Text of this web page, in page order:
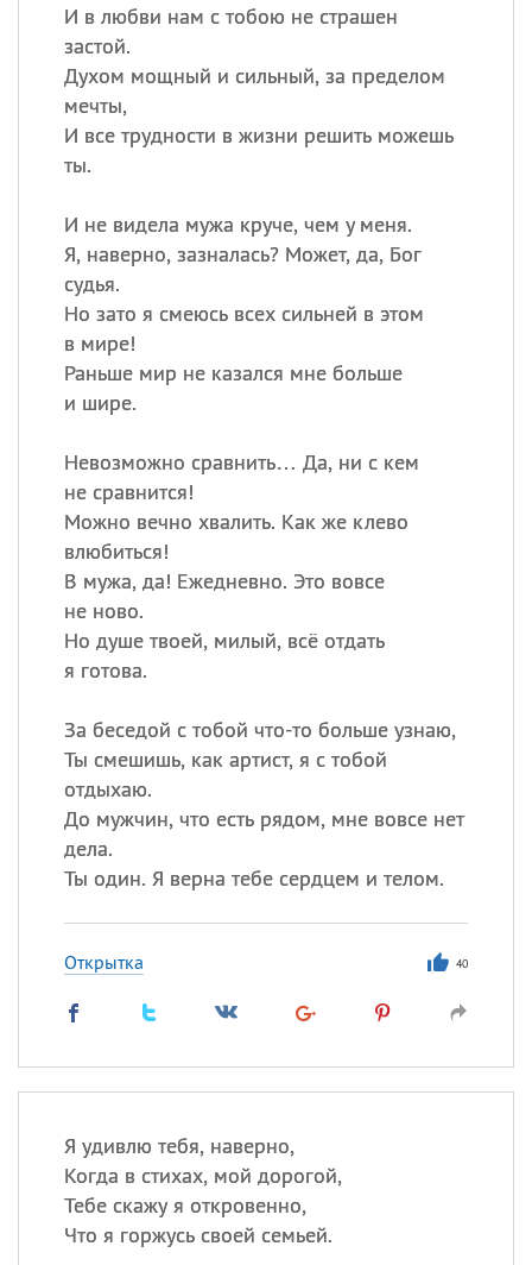
И в любви нам с тобою не страшен
застой.
Духом мощный и сильный, за пределом
мечты,
И все трудности в жизни решить можешь
ты.
И не видела мужа круче, чем у меня.
Я, наверно, зазналась? Может, да, Бог
судья.
Но зато я смеюсь всех сильней в этом
в мире!
Раньше мир не казался мне больше
и шире.
Невозможно сравнить… Да, ни с кем
не сравнится!
Можно вечно хвалить. Как же клево
влюбиться!
В мужа, да! Ежедневно. Это вовсе
не ново.
Но душе твоей, милый, всё отдать
я готова.
За беседой с тобой что-то больше узнаю,
Ты смешишь, как артист, я с тобой
отдыхаю.
До мужчин, что есть рядом, мне вовсе нет
дела.
Ты один. Я верна тебе сердцем и телом.
Открытка 40
Я удивлю тебя, наверно,
Когда в стихах, мой дорогой,
Тебе скажу я откровенно,
Что я горжусь своей семьей.